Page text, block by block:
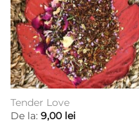
Tender Love
De la: 9,00 lei